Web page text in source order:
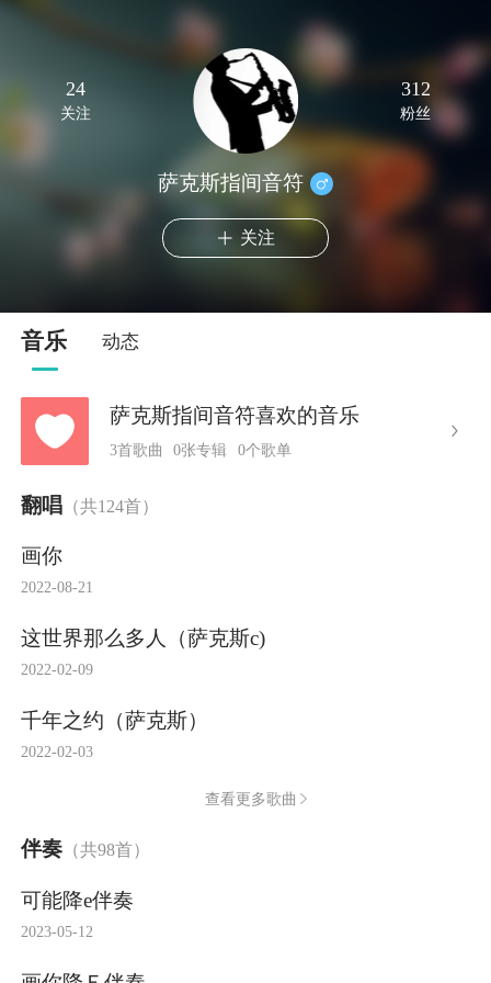
24
关注
312
粉丝
萨克斯指间音符
关注
音乐 动态
萨克斯指间音符喜欢的音乐
3首歌曲 0张专辑 0个歌单
翻唱 （共124首）
画你
2022-08-21
这世界那么多人（萨克斯c)
2022-02-09
千年之约（萨克斯）
2022-02-03
查看更多歌曲
伴奏 （共98首）
可能降e伴奏
2023-05-12